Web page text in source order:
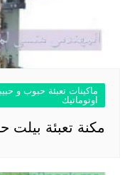
ماكينات تعبئة حبوب و
اوتوماتيك
مكنة تعبئة بيلت